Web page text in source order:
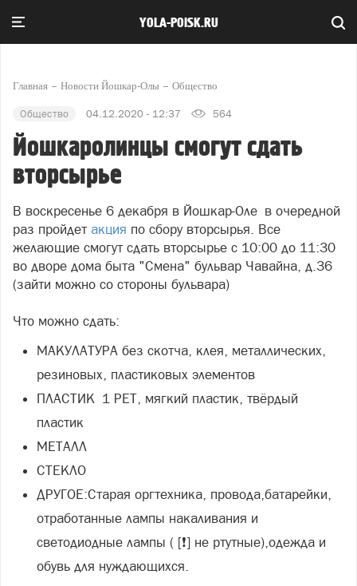
YOLA-POISK.RU
Главная Новости Йошкар-Олы Общество
Общество 04.12.2020 - 12:37 564
Йошкаролинцы смогут сдать
вторсырье
В воскресенье 6 декабря в Йошкар-Оле в очередной
раз пройдет акция по сбору вторсырья. Все
желающие смогут сдать вторсырье с 10:00 до 11:30
во дворе дома быта "Смена" бульвар Чавайна, д.36
(зайти можно со стороны бульвара)
Что можно сдать:
МАКУЛАТУРА без скотча, клея, металлических,
резиновых, пластиковых элементов
ПЛАСТИК 1 PET, мягкий пластик, твёрдый
пластик
МЕТАЛЛ
СТЕКЛО
ДРУГОЕ:Старая оргтехника, провода,батарейки,
отработанные лампы накаливания и
светодиодные лампы ( [❗] не ртутные),одежда и
обувь для нуждающихся.